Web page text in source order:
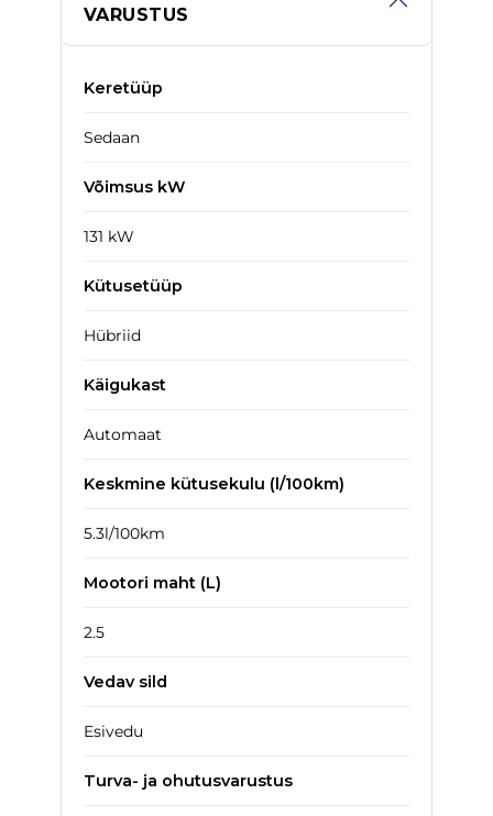
VARUSTUS
Keretüüp
Sedaan
Võimsus kW
131 kW
Kütusetüüp
Hübriid
Käigukast
Automaat
Keskmine kütusekulu (l/100km)
5.3l/100km
Mootori maht (L)
2.5
Vedav sild
Esivedu
Turva- ja ohutusvarustus